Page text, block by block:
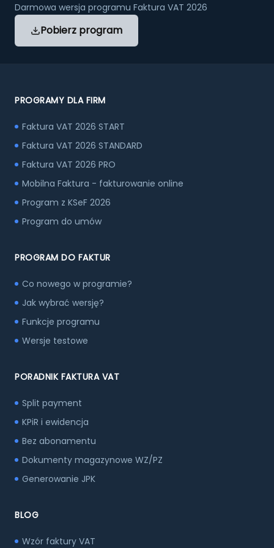
Darmowa wersja programu Faktura VAT 2026
Pobierz program
PROGRAMY DLA FIRM
Faktura VAT 2026 START
Faktura VAT 2026 STANDARD
Faktura VAT 2026 PRO
Mobilna Faktura - fakturowanie online
Program z KSeF 2026
Program do umów
PROGRAM DO FAKTUR
Co nowego w programie?
Jak wybrać wersję?
Funkcje programu
Wersje testowe
PORADNIK FAKTURA VAT
Split payment
KPiR i ewidencja
Bez abonamentu
Dokumenty magazynowe WZ/PZ
Generowanie JPK
BLOG
Wzór faktury VAT